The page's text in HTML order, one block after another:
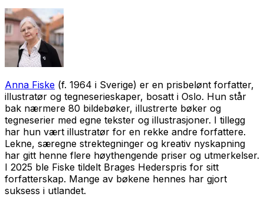
Anna Fiske (f. 1964 i Sverige) er en prisbelønt forfatter,
illustratør og tegneserieskaper, bosatt i Oslo. Hun står
bak nærmere 80 bildebøker, illustrerte bøker og
tegneserier med egne tekster og illustrasjoner. I tillegg
har hun vært illustratør for en rekke andre forfattere.
Lekne, særegne strektegninger og kreativ nyskapning
har gitt henne flere høythengende priser og utmerkelser.
I 2025 ble Fiske tildelt Brages Hederspris for sitt
forfatterskap. Mange av bøkene hennes har gjort
suksess i utlandet.